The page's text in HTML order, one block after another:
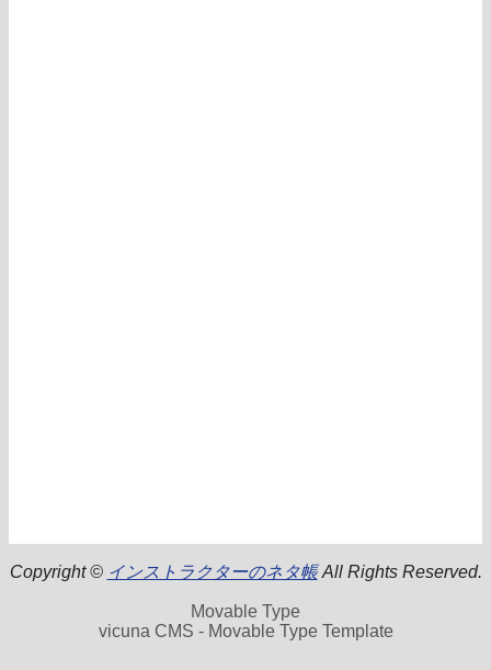
Copyright © インストラクターのネタ帳All Rights Reserved.
Movable Type
vicuna CMS - Movable Type Template